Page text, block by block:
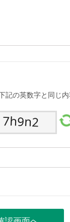
記の英数字と同じ内